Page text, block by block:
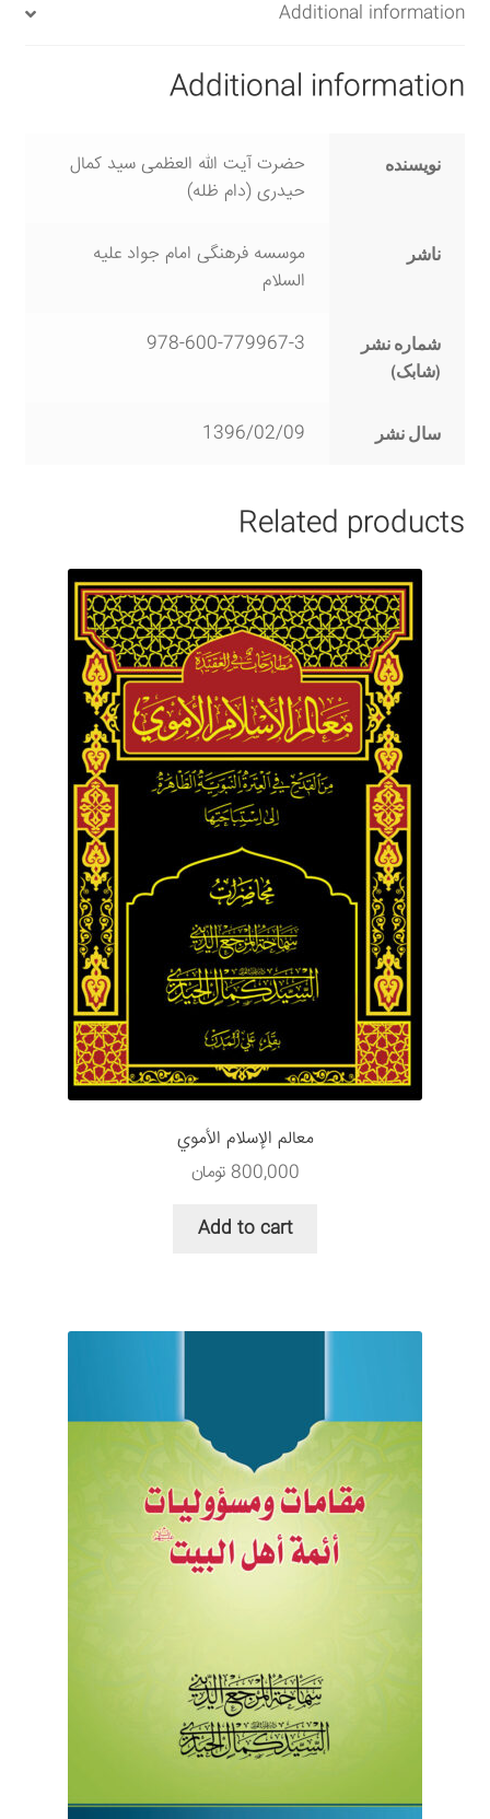
Additional information
Additional information
نویسنده
حضرت آیت الله العظمی سید کمال
حیدری (دام ظله)
ناشر
موسسه فرهنگی امام جواد علیه
السلام
شماره نشر
(شابک)
978-600-779967-3
سال نشر 1396/02/09
Related products
معالم الإسلام الأموي
800,000 تومان
Add to cart